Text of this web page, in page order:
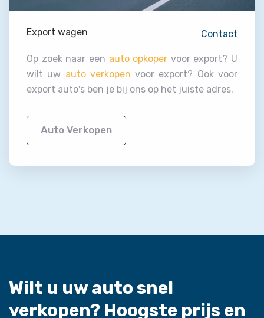
Export wagen Contact
Op zoek naar een auto opkoper voor export? U
wilt uw auto verkopen voor export? Ook voor
export auto's ben je bij ons op het juiste adres.
Auto Verkopen
Wilt u uw auto snel
verkopen? Hoogste prijs en